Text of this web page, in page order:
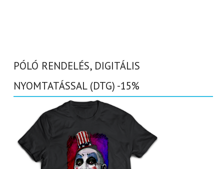
PÓLÓ RENDELÉS, DIGITÁLIS
NYOMTATÁSSAL (DTG) -15%